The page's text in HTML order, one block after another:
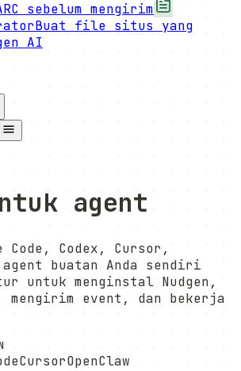
sebelum mengirim
Buat file situs yang
AI
agent
Code, Codex, Cursor,
agent buatan Anda sendiri
untuk menginstal Nudgen,
event, dan bekerja
CursorOpenClaw